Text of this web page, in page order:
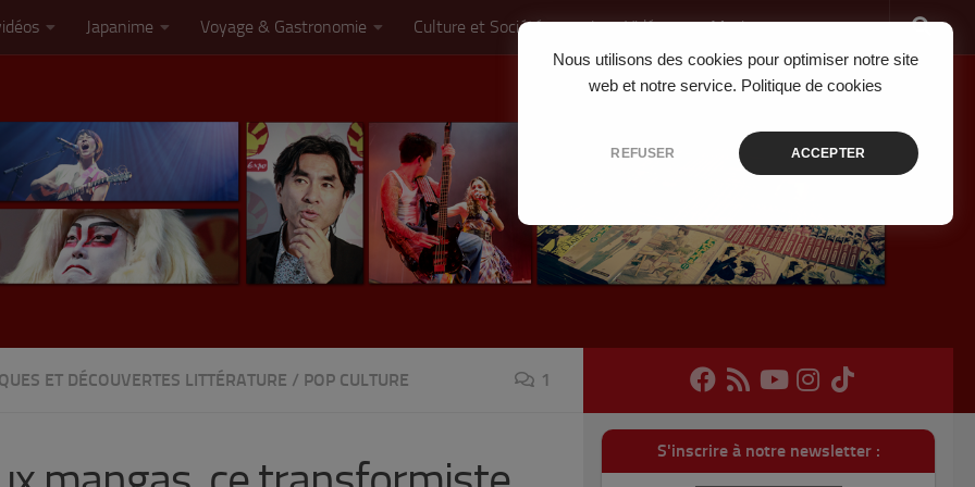
Nous utilisons des cookies pour optimiser notre site
web et notre service. Politique de cookies
REFUSER ACCEPTER
Japanime Voyage & Gastronomie Culture et Société Jeux Vidéo Musique
ET DÉCOUVERTES LITTÉRATURE / POP CULTURE 1
S'inscrire à notre newsletter :